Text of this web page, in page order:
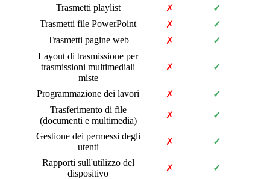
Trasmetti playlist ✗
✓
Trasmetti file PowerPoint
✗
✓
Trasmetti pagine web
✗
✓
Layout di trasmissione per
trasmissioni multimediali
miste
✗ ✓
Programmazione dei lavori ✗
✓
Trasferimento di file
(documenti e multimedia)
✗ ✓
Gestione dei permessi degli
utenti
✗ ✓
Rapporti sull'utilizzo del
dispositivo
✗ ✓